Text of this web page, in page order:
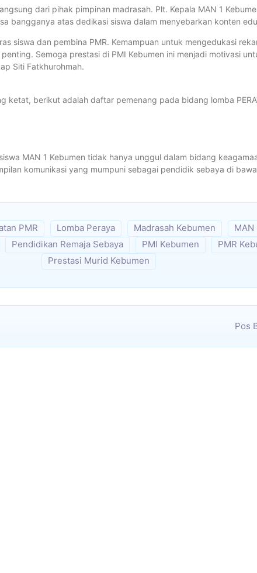
dari pihak pimpinan madrasah. Plt. Kepala MAN 1
bangganya atas dedikasi siswa dalam menyebarkan konten
siswa dan pembina PMR. Kemampuan untuk mengedukasi
Semoga prestasi di PMI Kebumen ini menjadi motivasi
Siti Fatkhurohmah.
ketat, berikut adalah daftar pemenang pada bidang lomba
MAN 1 Kebumen tidak hanya unggul dalam bidang
komunikasi yang mumpuni sebagai pendidik sebaya di
PMR Lomba Peraya Madrasah Kebumen
MAN
Pendidikan Remaja Sebaya PMI Kebumen
PMR
Prestasi Murid Kebumen
Pos